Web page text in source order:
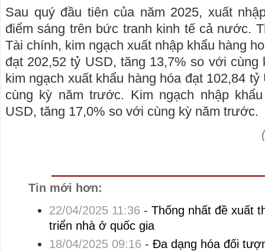
Sau quý đầu tiên của năm 2025, xuất
điểm sáng trên bức tranh kinh tế cả nước.
Tài chính, kim ngạch xuất nhập khẩu hàng
đạt 202,52 tỷ USD, tăng 13,7% so với
kim ngạch xuất khẩu hàng hóa đạt 102,84
cùng kỳ năm trước. Kim ngạch nhập
USD, tăng 17,0% so với cùng kỳ năm trước.
Tin mới hơn:
22/04/2025 11:36 - Thống nhất đề xuất
triển nhà ở quốc gia
18/04/2025 09:16 - Đa dạng hóa đối